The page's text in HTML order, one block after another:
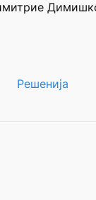
Решенија